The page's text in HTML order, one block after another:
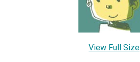
View Full Size